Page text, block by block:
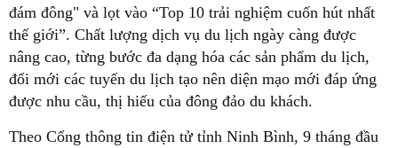
đám đông" và lọt vào “Top 10 trải nghiệm cuốn hút nhất
thế giới”. Chất lượng dịch vụ du lịch ngày càng được
nâng cao, từng bước đa dạng hóa các sản phẩm du lịch,
đổi mới các tuyến du lịch tạo nên diện mạo mới đáp ứng
được nhu cầu, thị hiếu của đông đảo du khách.
Theo Cổng thông tin điện tử tỉnh Ninh Bình, 9 tháng đầu